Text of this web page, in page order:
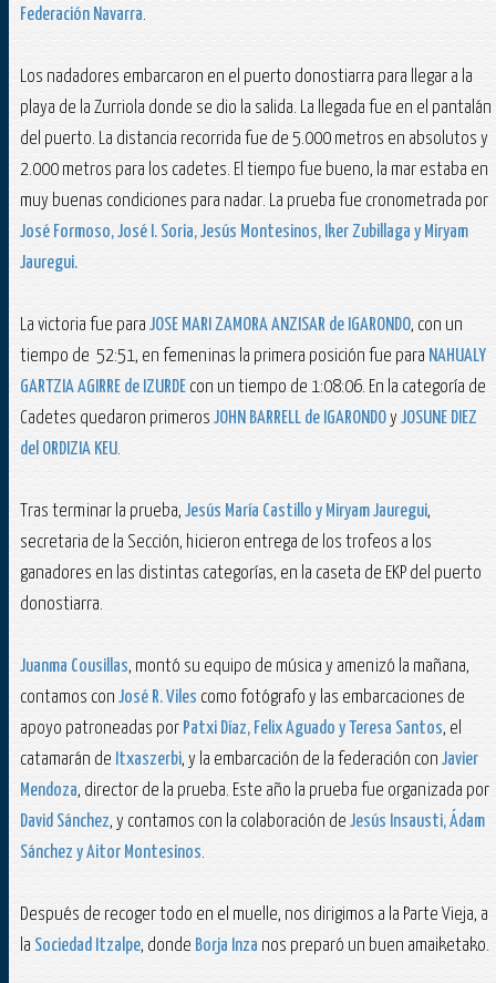
Federación Navarra.
Los nadadores embarcaron en el puerto donostiarra para llegar a la
playa de la Zurriola donde se dio la salida. La llegada fue en el pantalán
del puerto. La distancia recorrida fue de 5.000 metros en absolutos y
2.000 metros para los cadetes. El tiempo fue bueno, la mar estaba en
muy buenas condiciones para nadar. La prueba fue cronometrada por
José Formoso, José I. Soria, Jesús Montesinos, Iker Zubillaga y Miryam
Jauregui.
La victoria fue para JOSE MARI ZAMORA ANZISAR de IGARONDO, con un
tiempo de 52:51, en femeninas la primera posición fue para NAHUALY
GARTZIA AGIRRE de IZURDE con un tiempo de 1:08:06. En la categoría de
Cadetes quedaron primeros JOHN BARRELL de IGARONDOy JOSUNE DIEZ
del ORDIZIA KEU.
Tras terminar la prueba, Jesús María Castillo y Miryam Jauregui,
secretaria de la Sección, hicieron entrega de los trofeos a los
ganadores en las distintas categorías, en la caseta de EKP del puerto
donostiarra.
Juanma Cousillas, montó su equipo de música y amenizó la mañana,
contamos con José R. Viles como fotógrafo y las embarcaciones de
apoyo patroneadas por Patxi Díaz, Felix Aguado y Teresa Santos, el
catamarán de Itxaszerbi, y la embarcación de la federación con Javier
Mendoza, director de la prueba. Este año la prueba fue organizada por
David Sánchez, y contamos con la colaboración de Jesús Insausti, Ádam
Sánchez y Aitor Montesinos.
Después de recoger todo en el muelle, nos dirigimos a la Parte Vieja, a
la Sociedad Itzalpe, donde Borja Inza nos preparó un buen amaiketako.